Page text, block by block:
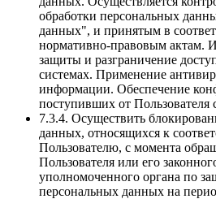
обработки персональных
данных", и принятым в
нормативно-правовым актам.
защиты и разграничение
системах. Применение
информации. Обеспечение
поступивших от Пользователя
7.3.4. Осуществить
данных, относящихся к
Пользователю, с момента
Пользователя или его
уполномоченного органа по
персональных данных на